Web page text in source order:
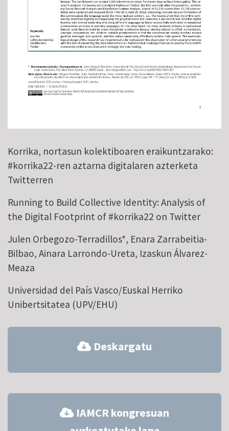
Korrika, nortasun kolektiboaren eraikuntzarako:
#korrika22-ren aztarna digitalaren azterketa
Twitterren
Running to Build Collective Identity: Analysis of
the Digital Footprint of #korrika22 on Twitter
Julen Orbegozo-Terradillos*, Enara Zarrabeitia-
Bilbao, Ainara Larrondo-Ureta, Izaskun Álvarez-
Meaza
Universidad del País Vasco/Euskal Herriko
Unibertsitatea (UPV/EHU)
Deskargatu
IAMCR kongresuan